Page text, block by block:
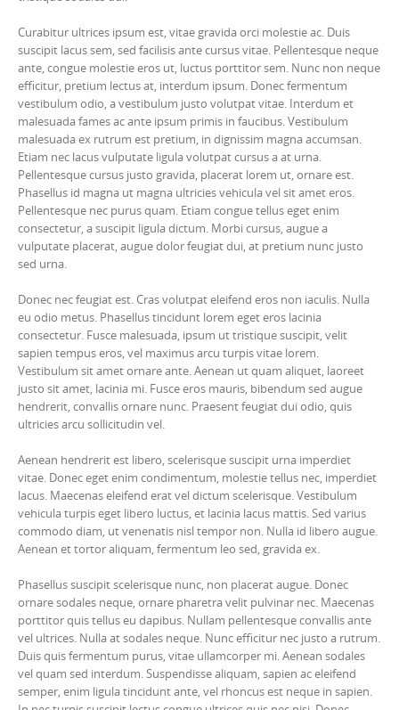
Curabitur ultrices ipsum est, vitae gravida orci molestie ac. Duis
suscipit lacus sem, sed facilisis ante cursus vitae. Pellentesque neque
ante, congue molestie eros ut, luctus porttitor sem. Nunc non neque
efficitur, pretium lectus at, interdum ipsum. Donec fermentum
vestibulum odio, a vestibulum justo volutpat vitae. Interdum et
malesuada fames ac ante ipsum primis in faucibus. Vestibulum
malesuada ex rutrum est pretium, in dignissim magna accumsan.
Etiam nec lacus vulputate ligula volutpat cursus a at urna.
Pellentesque cursus justo gravida, placerat lorem ut, ornare est.
Phasellus id magna ut magna ultricies vehicula vel sit amet eros.
Pellentesque nec purus quam. Etiam congue tellus eget enim
consectetur, a suscipit ligula dictum. Morbi cursus, augue a
vulputate placerat, augue dolor feugiat dui, at pretium nunc justo
sed urna.
Donec nec feugiat est. Cras volutpat eleifend eros non iaculis. Nulla
eu odio metus. Phasellus tincidunt lorem eget eros lacinia
consectetur. Fusce malesuada, ipsum ut tristique suscipit, velit
sapien tempus eros, vel maximus arcu turpis vitae lorem.
Vestibulum sit amet ornare ante. Aenean ut quam aliquet, laoreet
justo sit amet, lacinia mi. Fusce eros mauris, bibendum sed augue
hendrerit, convallis ornare nunc. Praesent feugiat dui odio, quis
ultricies arcu sollicitudin vel.
Aenean hendrerit est libero, scelerisque suscipit urna imperdiet
vitae. Donec eget enim condimentum, molestie tellus nec, imperdiet
lacus. Maecenas eleifend erat vel dictum scelerisque. Vestibulum
vehicula turpis eget libero luctus, et lacinia lacus mattis. Sed varius
commodo diam, ut venenatis nisl tempor non. Nulla id libero augue.
Aenean et tortor aliquam, fermentum leo sed, gravida ex.
Phasellus suscipit scelerisque nunc, non placerat augue. Donec
ornare sodales neque, ornare pharetra velit pulvinar nec. Maecenas
porttitor quis tellus eu dapibus. Nullam pellentesque convallis ante
vel ultrices. Nulla at sodales neque. Nunc efficitur nec justo a rutrum.
Duis quis fermentum purus, vitae ullamcorper mi. Aenean sodales
vel quam sed interdum. Suspendisse aliquam, sapien ac eleifend
semper, enim ligula tincidunt ante, vel rhoncus est neque in sapien.